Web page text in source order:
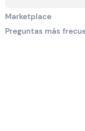
Marketplace
Preguntas más